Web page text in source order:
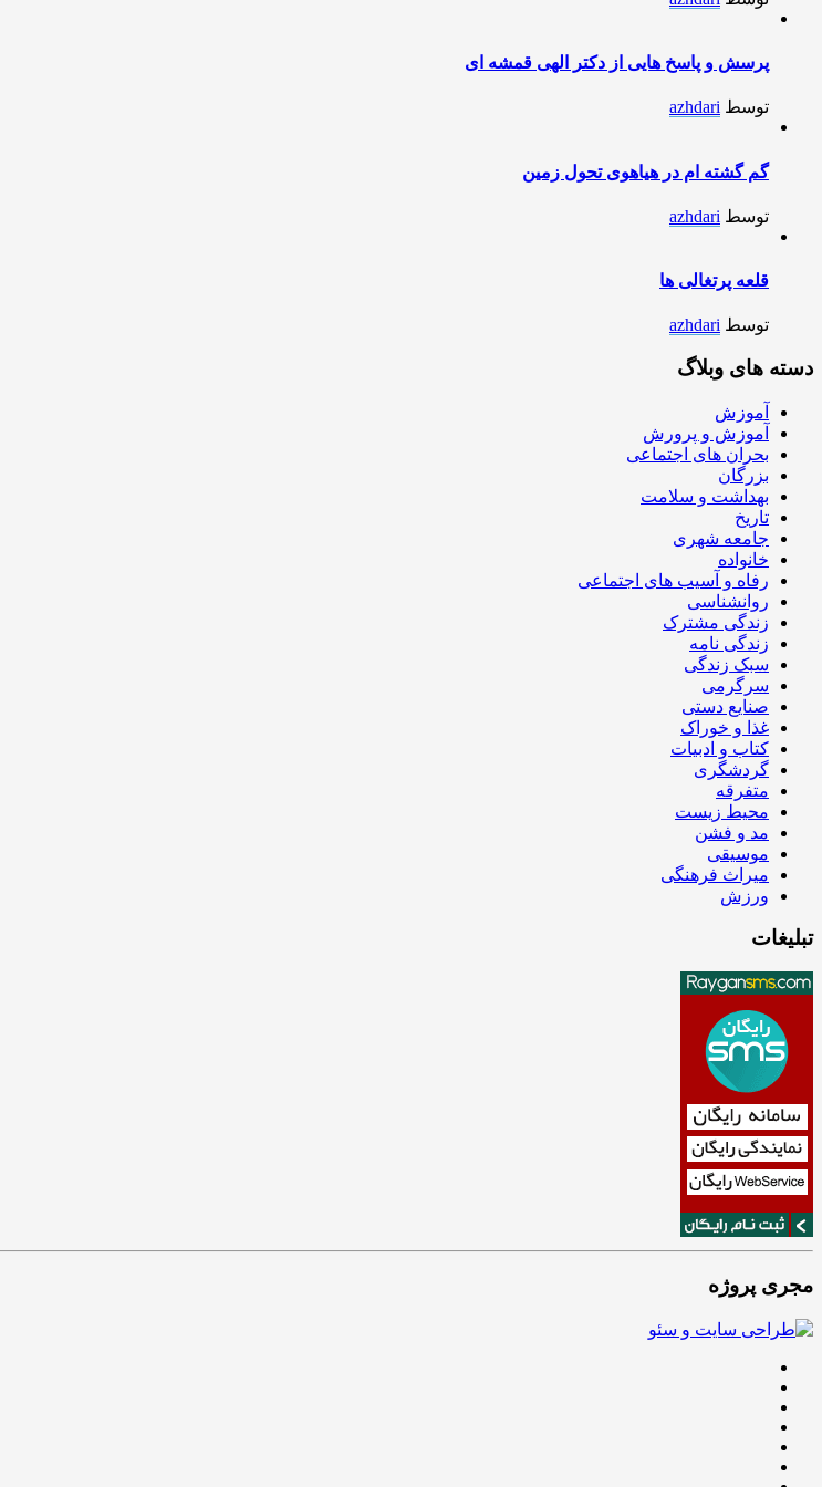
پرسش و پاسخ هایی از دکتر الهی قمشه ای
توسط azhdari
گم گشته ام در هیاهوی تحول زمین
توسط azhdari
قلعه پرتغالی ها
توسط azhdari
دسته های وبلاگ
آموزش
آموزش و پرورش
بحران های اجتماعی
بزرگان
بهداشت و سلامت
تاریخ
جامعه شهری
خانواده
رفاه و آسیب های اجتماعی
روانشناسی
زندگی مشترک
زندگی نامه
سبک زندگی
سرگرمی
صنایع دستی
غذا و خوراک
کتاب و ادبیات
گردشگری
متفرقه
محیط زیست
مد و فشن
موسیقی
میراث فرهنگی
ورزش
تبلیغات
مجری پروژه